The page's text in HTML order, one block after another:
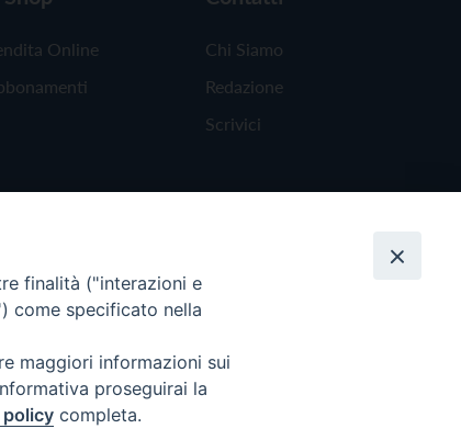
Online
Chi Siamo
Redazione
Scrivici
finalità ("interazioni e
come specificato nella
maggiori informazioni sui
proseguirai la
completa.